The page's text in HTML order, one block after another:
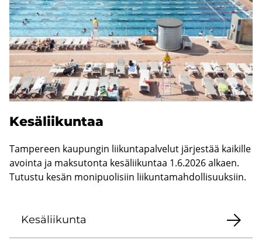
Ke­sä­lii­kun­taa
Tam­pe­reen kau­pun­gin lii­kun­ta­pal­ve­lut jär­jes­tää kai­kil­le
avoin­ta ja mak­su­ton­ta ke­sä­lii­kun­taa 1.6.2026 al­kaen.
Tu­tus­tu kesän mo­ni­puo­li­siin lii­kun­ta­mah­dol­li­suuk­siin.
Ke­sä­lii­kun­ta